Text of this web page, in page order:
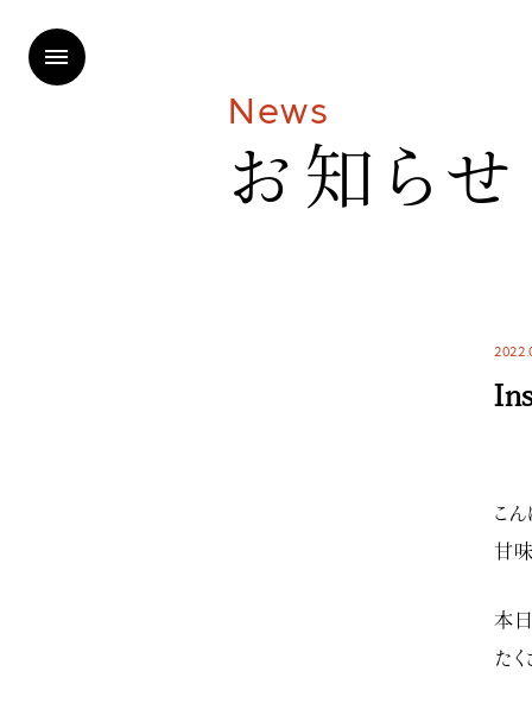
News
お 知 ら せ
こん
甘
本
た